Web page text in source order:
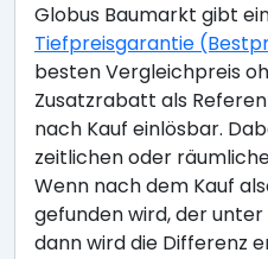
Globus Baumarkt gibt
Tiefpreisgarantie
besten Vergleichpreis
Zusatzrabatt als
nach Kauf einlösbar.
zeitlichen oder
Wenn nach dem Kauf
gefunden wird, der
dann wird die Differenz